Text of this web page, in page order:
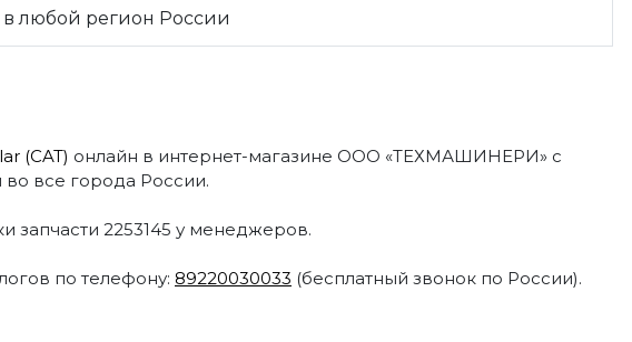
в любой регион России
(CAT) онлайн в интернет-магазине ООО «ТЕХМАШИНЕРИ» с
все города России.
запчасти 2253145 у менеджеров.
по телефону: 89220030033 (бесплатный звонок по России).